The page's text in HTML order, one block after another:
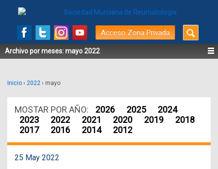
Acceso Zona Privada
Buscar
por:
Archivo por meses:mayo 2022
Inicio › 2022 › mayo
MOSTAR POR AÑO: 2026 2025
2024
2023
2022 2021 2020 2019
2018
2017
2016 2014 2012
25 May 2022